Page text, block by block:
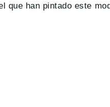
que han pintado este